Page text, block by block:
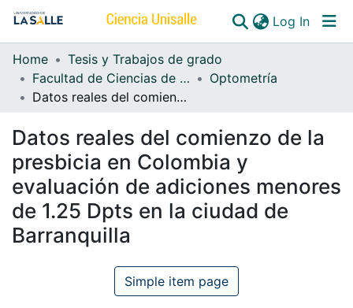
Log In
Communities & Collections
All of DSpace
Home
Tesis y Trabajos de grado
Facultad de Ciencias de la Salud
Optometría
Datos reales del comienzo de la presbicia en Colombia y evaluación de adiciones menores de 1.25 Dpts en la ciudad de Barranquilla
Datos reales del comienzo de la
presbicia en Colombia y
evaluación de adiciones menores
de 1.25 Dpts en la ciudad de
Barranquilla
Simple item page